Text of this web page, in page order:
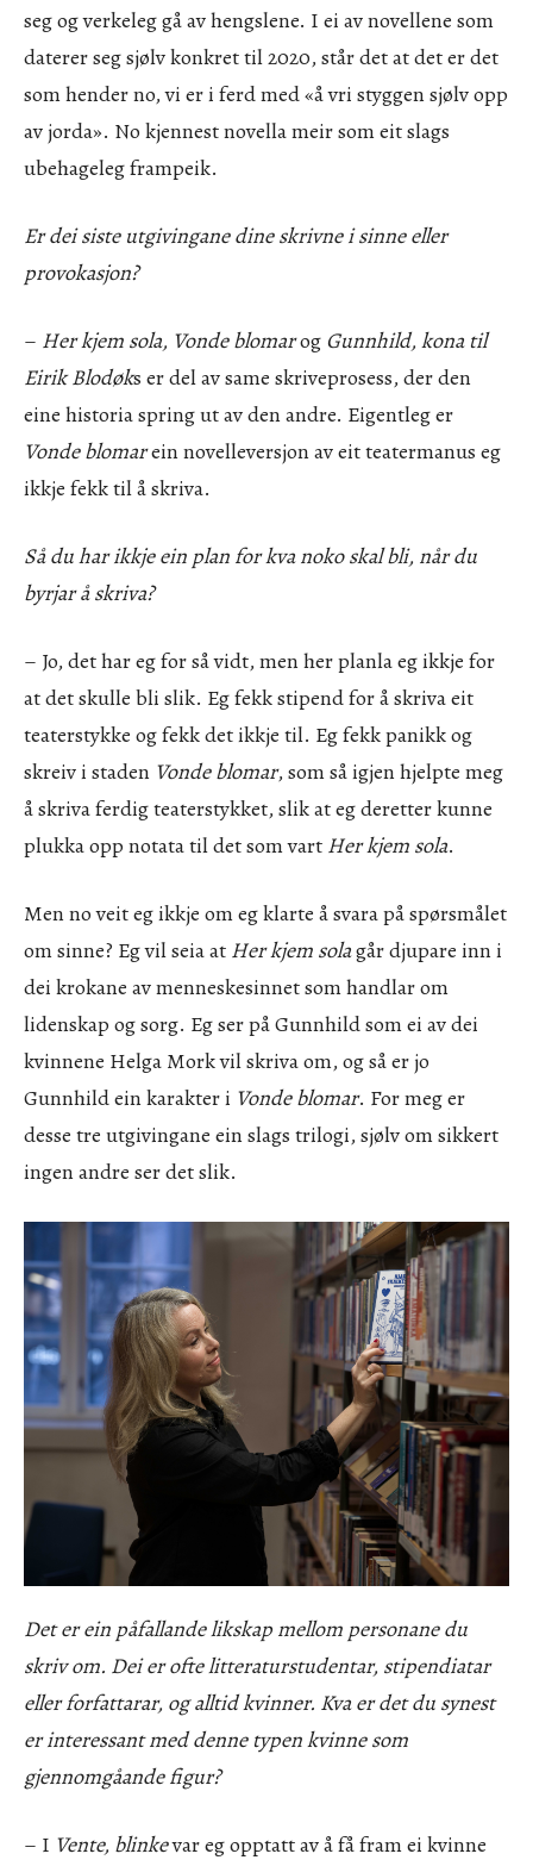
seg og verkeleg gå av hengslene. I ei av novellene som
daterer seg sjølv konkret til 2020, står det at det er det
som hender no, vi er i ferd med «å vri styggen sjølv opp
av jorda». No kjennest novella meir som eit slags
ubehageleg frampeik.
Er dei siste utgivingane dine skrivne i sinne eller
provokasjon?
– Her kjem sola, Vonde blomarog Gunnhild, kona til
Eirik Blodøks er del av same skriveprosess, der den
eine historia spring ut av den andre. Eigentleg er
Vonde blomarein novelleversjon av eit teatermanus eg
ikkje fekk til å skriva.
Så du har ikkje ein plan for kva noko skal bli, når du
byrjar å skriva?
– Jo, det har eg for så vidt, men her planla eg ikkje for
at det skulle bli slik. Eg fekk stipend for å skriva eit
teaterstykke og fekk det ikkje til. Eg fekk panikk og
skreiv i staden Vonde blomar, som så igjen hjelpte meg
å skriva ferdig teaterstykket, slik at eg deretter kunne
plukka opp notata til det som vart Her kjem sola.
Men no veit eg ikkje om eg klarte å svara på spørsmålet
om sinne? Eg vil seia at Her kjem solagår djupare inn i
dei krokane av menneskesinnet som handlar om
lidenskap og sorg. Eg ser på Gunnhild som ei av dei
kvinnene Helga Mork vil skriva om, og så er jo
Gunnhild ein karakter i Vonde blomar. For meg er
desse tre utgivingane ein slags trilogi, sjølv om sikkert
ingen andre ser det slik.
Det er ein påfallande likskap mellom personane du
skriv om. Dei er ofte litteraturstudentar, stipendiatar
eller forfattarar, og alltid kvinner. Kva er det du synest
er interessant med denne typen kvinne som
gjennomgåande figur?
– I Vente, blinkevar eg opptatt av å få fram ei kvinne